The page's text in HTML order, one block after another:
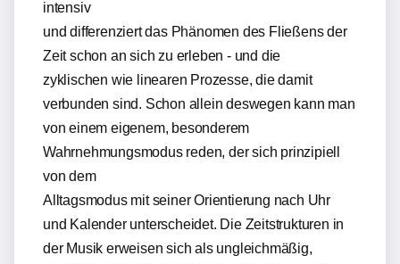
intensiv
und differenziert das Phänomen des Fließens der
Zeit schon an sich zu erleben - und die
zyklischen wie linearen Prozesse, die damit
verbunden sind. Schon allein deswegen kann man
von einem eigenem, besonderem
Wahrnehmungsmodus reden, der sich prinzipiell
von dem
Alltagsmodus mit seiner Orientierung nach Uhr
und Kalender unterscheidet. Die Zeitstrukturen in
der Musik erweisen sich als ungleichmäßig,